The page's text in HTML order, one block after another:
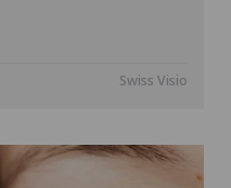
Swiss Visio